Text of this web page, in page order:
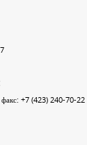
+7 (423) 240-70-22